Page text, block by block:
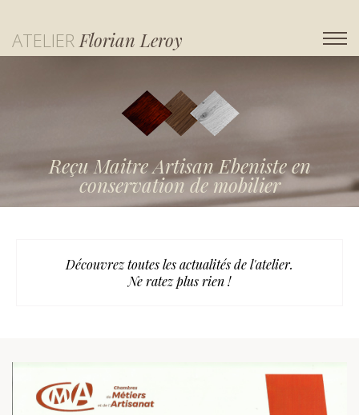
ATELIERFlorian Leroy
Reçu Maitre Artisan Ebeniste en
conservation de mobilier
Découvrez toutes les actualités de l'atelier.
Ne ratez plus rien !